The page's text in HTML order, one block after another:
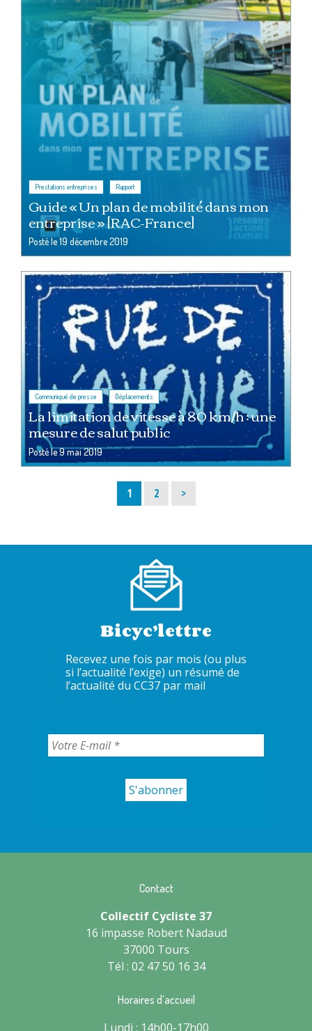
Prestations entreprises Rapport
Guide « Un plan de mobilité dans mon
entreprise » [RAC-France]
Posté le19 décembre 2019
Communiqué de presse , Déplacements
La limitation de vitesse à 80 km/h : une
mesure de salut public
Posté le9 mai 2019
Page
1 Page
2 >
Bicyc’lettre
Recevez une fois par mois (ou plus
si l’actualité l’exige) un résumé de
l’actualité du CC37 par mail
Contact
Collectif Cycliste 37
16 impasse Robert Nadaud
37000 Tours
Tél : 02 47 50 16 34
Horaires d’accueil
Lundi : 14h00-17h00